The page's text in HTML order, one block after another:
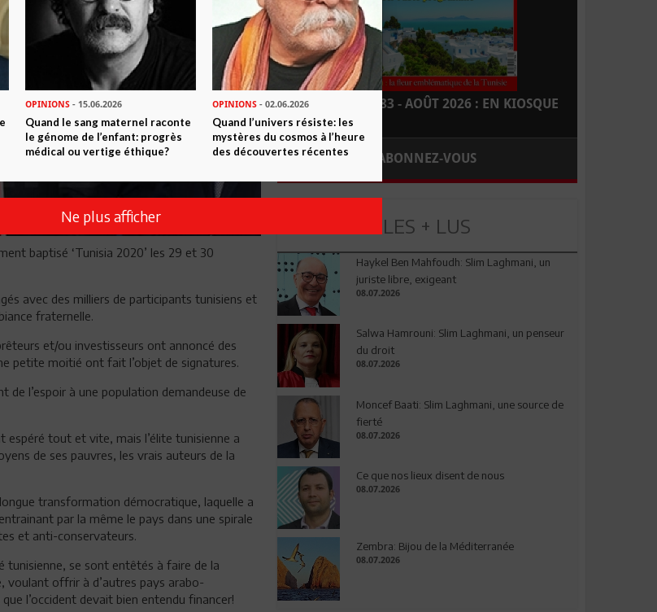
baptisé ‘Tunisia 2020’ les 29 et 30
avec des milliers de participants tunisiens et
fraternelle.
et/ou investisseurs ont annoncé des
petite moitié ont fait l’objet de signatures.
de l’espoir à une population demandeuse de
espéré tout et vite, mais l’élite tunisienne a
de ses pauvres, les vrais auteurs de la
transformation démocratique, laquelle a
par la même le pays dans une spirale
et anti-conservateurs.
tunisienne, se sont entêtés à faire de la
voulant offrir à d’autres pays arabo-
l’occident devait bien entendu financer!
LEADERS N° 183 - AOÛT 2026 : EN KIOSQUE
ABONNEZ-VOUS
LES + LUS
Haykel Ben Mahfoudh: Slim Laghmani, un
juriste libre, exigeant
08.07.2026
Salwa Hamrouni: Slim Laghmani, un penseur
du droit
08.07.2026
Moncef Baati: Slim Laghmani, une source de
fierté
08.07.2026
Ce que nos lieux disent de nous
08.07.2026
Zembra: Bijou de la Méditerranée
08.07.2026
OPINIONS - 15.06.2026
Quand le sang maternel raconte
le génome de l’enfant: progrès
médical ou vertige éthique?
OPINIONS- 02.06.2026
Quand l’univers résiste: les
mystères du cosmos à l’heure
des découvertes récentes
Ne plus afficher